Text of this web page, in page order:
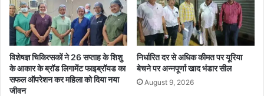
विशेषज्ञ चिकित्सकों ने 26 सप्ताह के शिशु
के आकार के ब्रॉड लिगामेंट फाइब्रॉयड का
सफल ऑपरेशन कर महिला को दिया नया
जीवन
निर्धारित दर से अधिक कीमत पर यूरिया
बेचने पर अन्नपूर्णा खाद भंडार सील
August 9, 2026